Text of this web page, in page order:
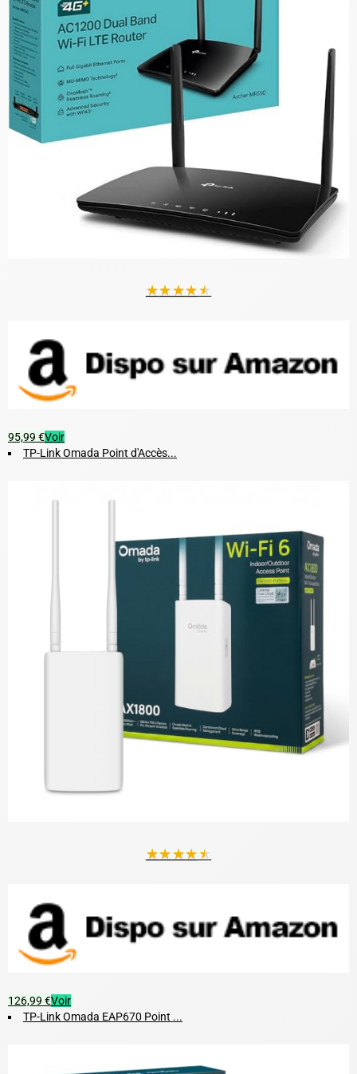
★★★★★
95,99 €Voir
TP-Link Omada Point d'Accès...
★★★★★
126,99 €Voir
TP-Link Omada EAP670 Point ...